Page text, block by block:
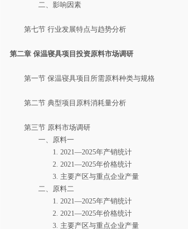
二、影响因素
第七节 行业发展特点与趋势分析
第二章 保温寝具项目投资原料市场调研
第一节 保温寝具项目所需原料种类与规格
第二节 典型项目原料消耗量分析
第三节 原料市场调研
一、原料一
1. 2021—2025年产销统计
2. 2021—2025年价格统计
3. 主要产区与重点企业产量
二、原料二
1. 2021—2025年产销统计
2. 2021—2025年价格统计
3. 主要产区与重点企业产量